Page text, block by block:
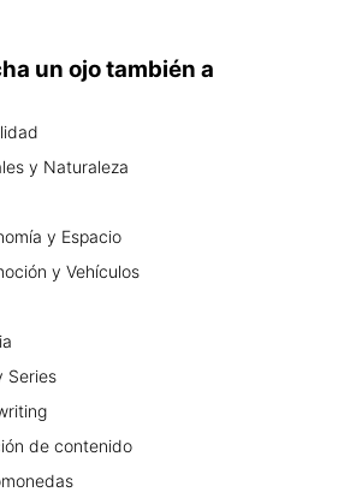
un ojo también a
y Naturaleza
y Espacio
y Vehículos
Series
de contenido